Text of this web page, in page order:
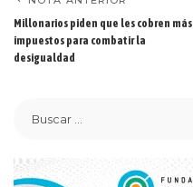
Millonarios piden que les cobren más
impuestos para combatir la
desigualdad